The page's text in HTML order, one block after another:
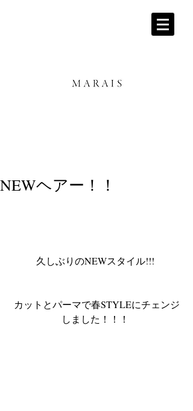
NEWヘアー！！
久しぶりのNEWスタイル!!!
カットとパーマで春STYLEにチェンジ
しました！！！